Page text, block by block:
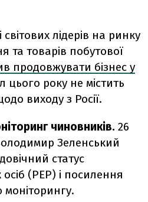
світових лідерів на ринку
та товарів побутової
продовжувати бізнес у
цього року не містить
виходу з Росії.
чиновників. 26
Зеленський
статус
(PEP) і посилення
моніторингу.